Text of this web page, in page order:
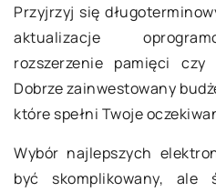
Przyjrzyj się
aktualizacje
rozszerzenie pamięci czy
Dobrze zainwestowany
które spełni Twoje
Wybór najlepszych
być skomplikowany, ale